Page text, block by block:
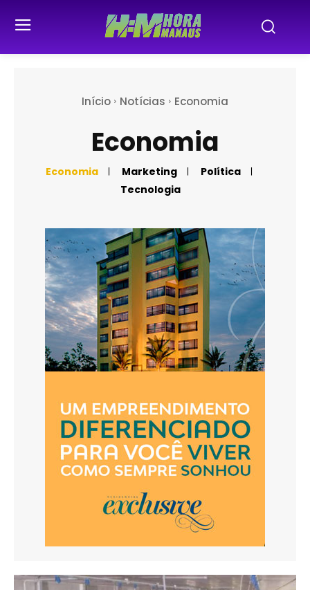
Início Notícias Economia
Economia
Economia Marketing
Política
Tecnologia